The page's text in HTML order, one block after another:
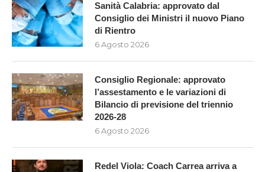
Sanità Calabria: approvato dal
Consiglio dei Ministri il nuovo Piano
di Rientro
6 Agosto 2026
Consiglio Regionale: approvato
l’assestamento e le variazioni di
Bilancio di previsione del triennio
2026-28
6 Agosto 2026
Redel Viola: Coach Carrea arriva a